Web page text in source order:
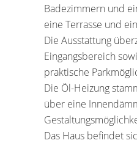
Badezimmern und
eine Terrasse und
Die Ausstattung
Eingangsbereich
praktische
Die Öl-Heizung
über eine
Das Haus befindet